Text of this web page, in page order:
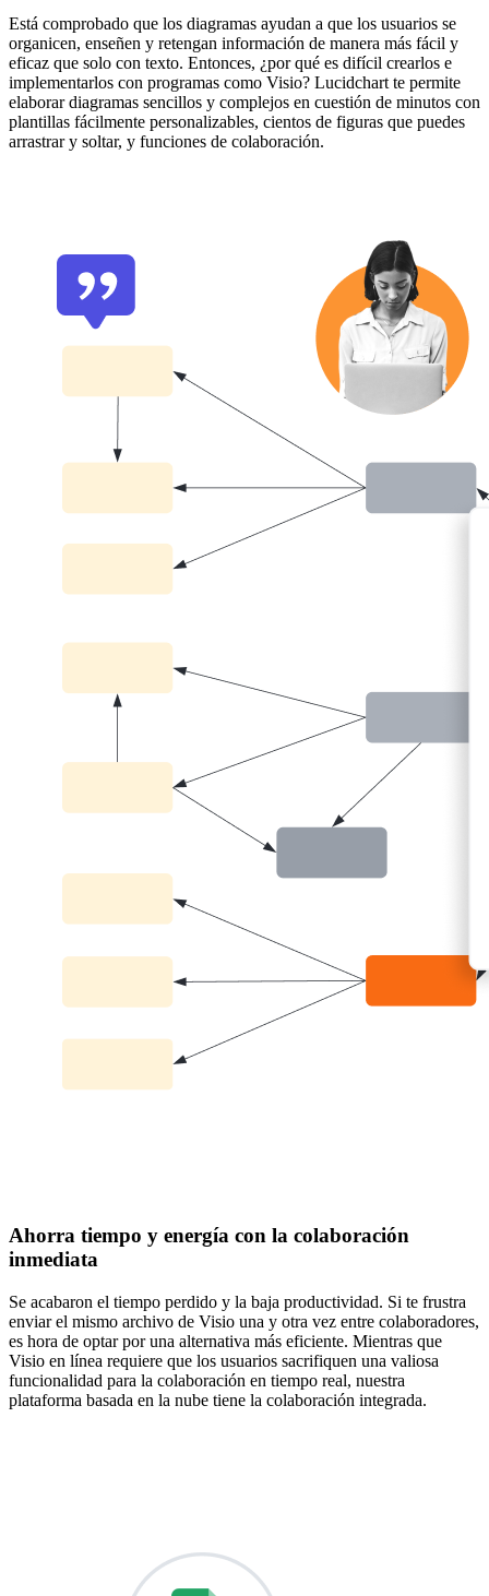
Está comprobado que los diagramas ayudan a que los usuarios se
organicen, enseñen y retengan información de manera más fácil y
eficaz que solo con texto. Entonces, ¿por qué es difícil crearlos e
implementarlos con programas como Visio? Lucidchart te permite
elaborar diagramas sencillos y complejos en cuestión de minutos con
plantillas fácilmente personalizables, cientos de figuras que puedes
arrastrar y soltar, y funciones de colaboración.
Ahorra tiempo y energía con la colaboración
inmediata
Se acabaron el tiempo perdido y la baja productividad. Si te frustra
enviar el mismo archivo de Visio una y otra vez entre colaboradores,
es hora de optar por una alternativa más eficiente. Mientras que
Visio en línea requiere que los usuarios sacrifiquen una valiosa
funcionalidad para la colaboración en tiempo real, nuestra
plataforma basada en la nube tiene la colaboración integrada.